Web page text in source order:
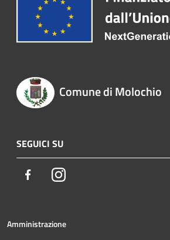
Comune di Molochio
SEGUICI SU
FacebookInstagram
Amministrazione